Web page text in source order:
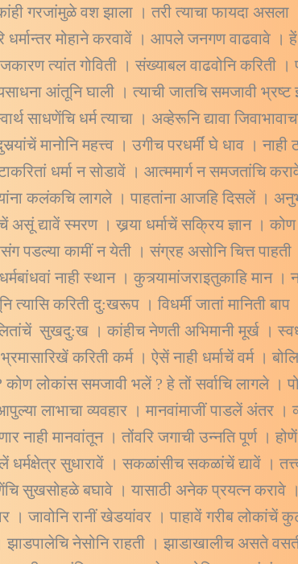
गरजांमुळे वश झाला । तरी त्याचा फायदा
धर्मान्तर मोहाने करवावें । आपले जनगण वाढवावे ।
त्यांत गोविती । संख्याबल वाढवोनि करिती
आंतूनि घाली । त्याची जातचि समजावी
साधणेंचि धर्म त्याचा । अव्हेरूनि द्यावा
मानोनि महत्त्व । उगीच परधर्मीं घे धाव ।
धर्मा न सोडावें । आत्ममार्ग न समजतांचि
कलंकचि लागले । पाहतांना आजहि दिसलें ।
द्यावें स्मरण । खर्‍या धर्माचें सक्रिय ज्ञान ।
पडल्या कामीं न येती । संग्रह असोनि चित्त
नाही स्थान । कुत्र्यामांजराइतुकाहि मान
त्यासि करिती दु:खरूप । विधर्मी जातां मानिती
सुखदु:ख । कांहीच नेणती अभिमानी मूर्ख ।
भ्रमासारिखें करिती कर्म । ऐसें नाही धर्माचें वर्म ।
लोकांस समजावी भलें ? हे तों सर्वाचि लागले ।
लाभाचा व्यवहार । मानवांमाजीं पाडलें अंतर
नाही मानवांतून । तोंवरि जगाची उन्नति पूर्ण ।
सुधारावें । सकळांसीच सकळांचें द्यावें ।
सुखसोहळे बघावे । यासाठी अनेक प्रयत्न करावे
। जावोनि रानीं खेडयांवर । पाहावें गरीब
झाडपालेचि नेसोनि राहती । झाडाखालीच असते